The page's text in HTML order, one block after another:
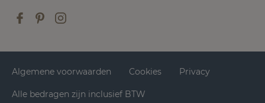
Alle bedragen zijn inclusief BTW
Algemene voorwaarden Cookies Privacy